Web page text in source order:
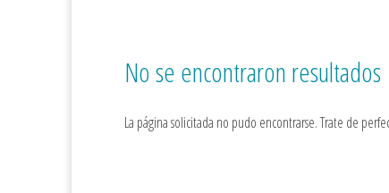
No se encontraron resultados
La página solicitada no pudo encontrarse. Trate de